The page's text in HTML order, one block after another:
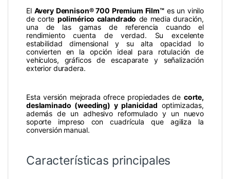
El Avery Dennison® 700 Premium Film™es un vinilo
de corte polimérico calandrado de media duración,
una de las gamas de referencia cuando el
rendimiento cuenta de verdad. Su excelente
estabilidad dimensional y su alta opacidad lo
convierten en la opción ideal para rotulación de
vehículos, gráficos de escaparate y señalización
exterior duradera.
Esta versión mejorada ofrece propiedades de corte,
deslaminado (weeding) y planicidad optimizadas,
además de un adhesivo reformulado y un nuevo
soporte impreso con cuadrícula que agiliza la
conversión manual.
Características principales